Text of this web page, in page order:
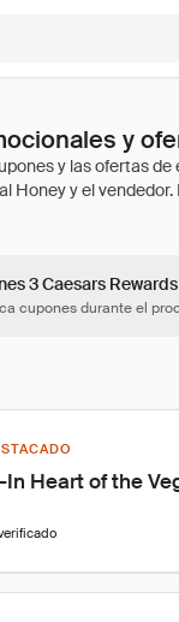
y
3 Caesars
cupones durante el
Heart of the